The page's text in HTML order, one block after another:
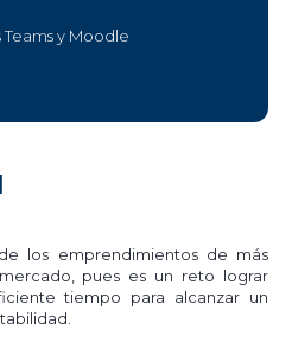
los emprendimientos de más
pues es un reto lograr
tiempo para alcanzar un
y Moodle